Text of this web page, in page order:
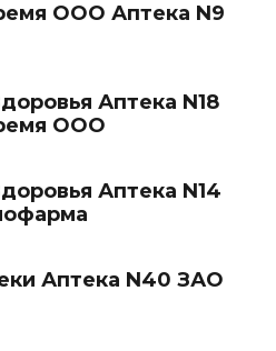
ООО Аптека N9
Аптека N18
ООО
Аптека N14
Аптека N40 ЗАО